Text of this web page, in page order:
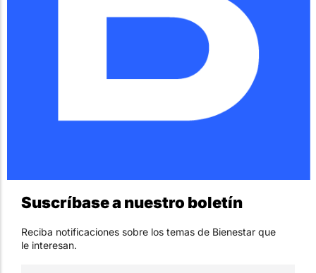
Suscríbase a nuestro boletín
Reciba notificaciones sobre los temas de Bienestar que
le interesan.